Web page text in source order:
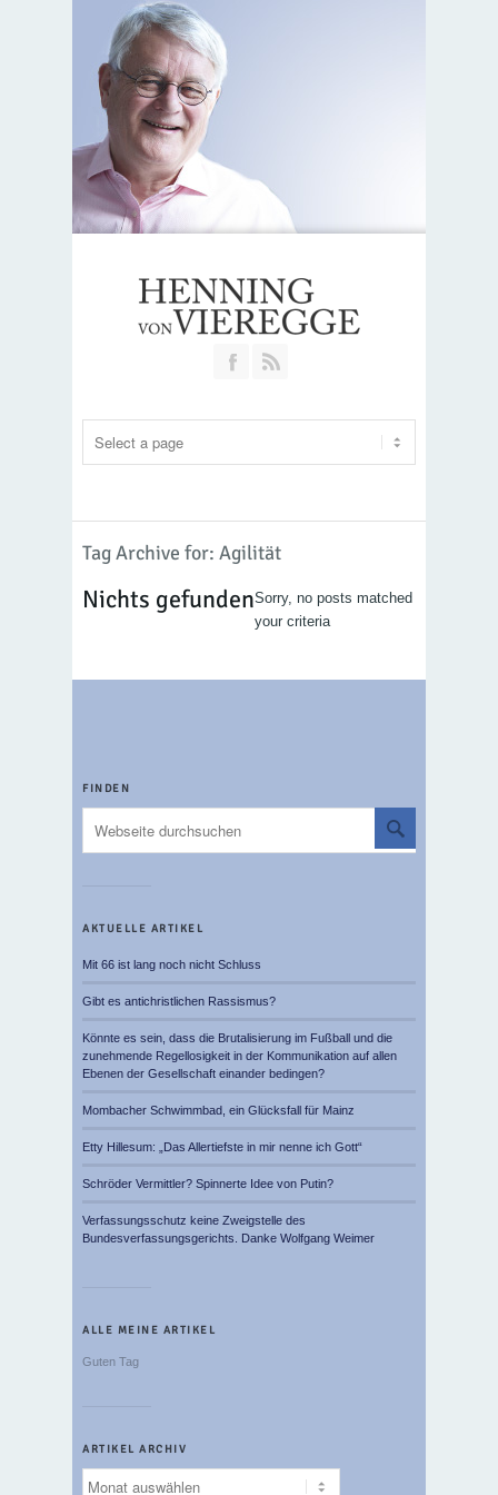
Join our Facebook Group
Tag Archive for: Agilität
Nichts gefundenSorry, no posts matched
your criteria
FINDEN
AKTUELLE ARTIKEL
Mit 66 ist lang noch nicht Schluss
Gibt es antichristlichen Rassismus?
Könnte es sein, dass die Brutalisierung im Fußball und die
zunehmende Regellosigkeit in der Kommunikation auf allen
Ebenen der Gesellschaft einander bedingen?
Mombacher Schwimmbad, ein Glücksfall für Mainz
Etty Hillesum: „Das Allertiefste in mir nenne ich Gott“
Schröder Vermittler? Spinnerte Idee von Putin?
Verfassungsschutz keine Zweigstelle des
Bundesverfassungsgerichts. Danke Wolfgang Weimer
ALLE MEINE ARTIKEL
Guten Tag
ARTIKEL ARCHIV
Artikel